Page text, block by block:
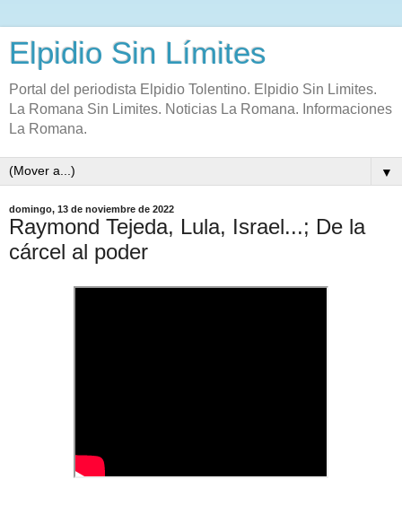
Elpidio Sin Límites
Portal del periodista Elpidio Tolentino. Elpidio Sin Limites.
La Romana Sin Limites. Noticias La Romana. Informaciones
La Romana.
▼
domingo, 13 de noviembre de 2022
Raymond Tejeda, Lula, Israel...; De la
cárcel al poder